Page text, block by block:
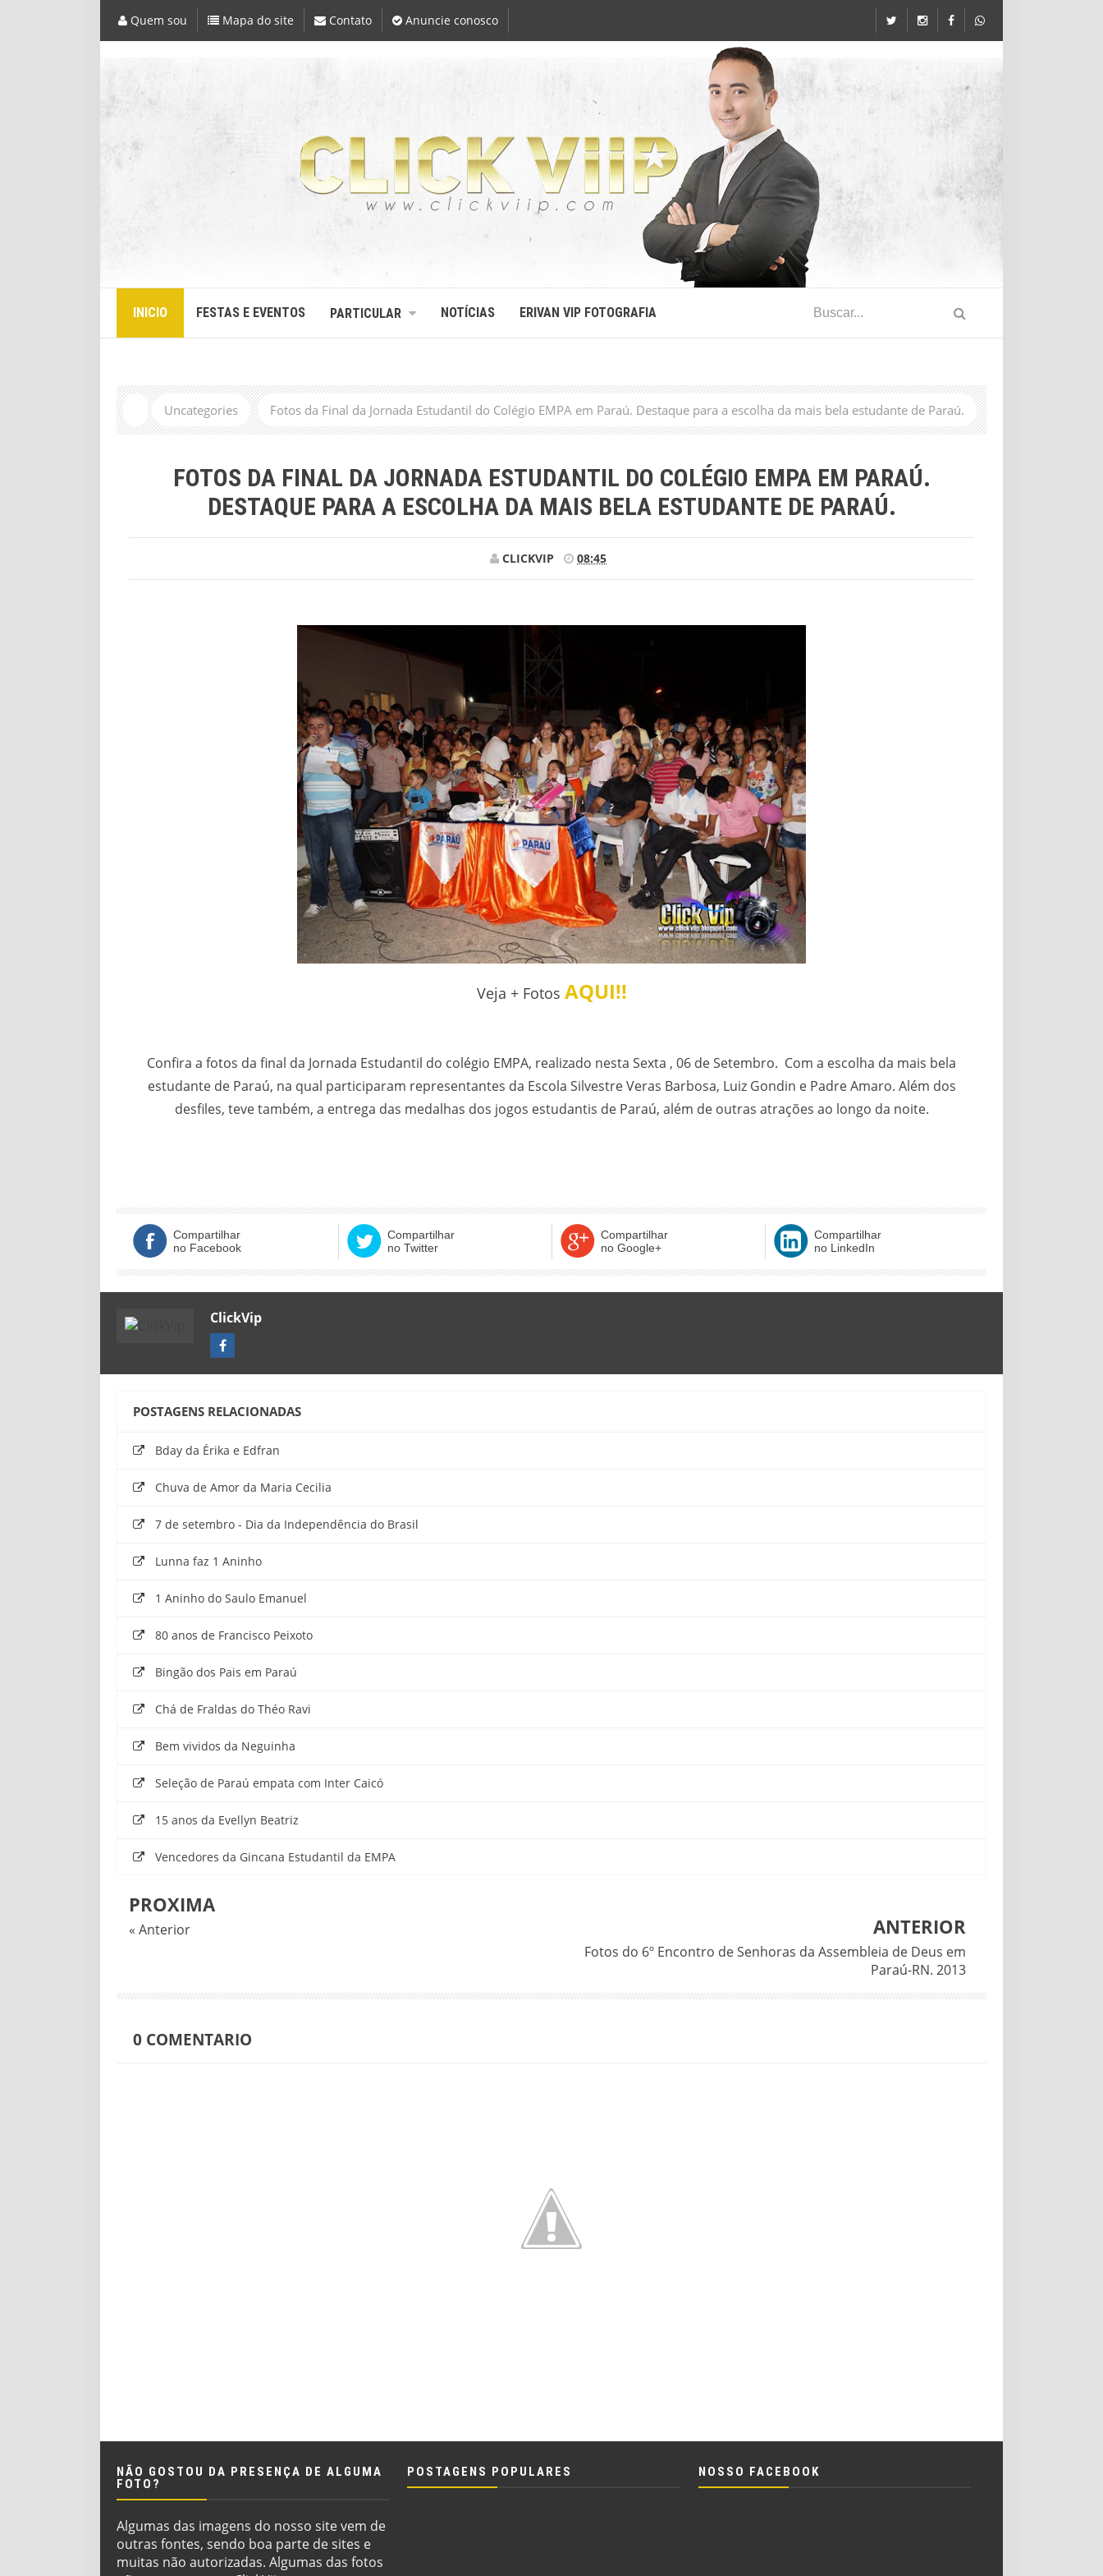
Quem sou Mapa do site Contato Anuncie conosco
INICIO FESTAS E EVENTOS PARTICULAR NOTÍCIAS ERIVAN VIP FOTOGRAFIA
Uncategories Fotos da Final da Jornada Estudantil do Colégio EMPA em Paraú. Destaque para a escolha da mais bela estudante de Paraú.
FOTOS DA FINAL DA JORNADA ESTUDANTIL DO COLÉGIO EMPA EM PARAÚ.
DESTAQUE PARA A ESCOLHA DA MAIS BELA ESTUDANTE DE PARAÚ.
CLICKVIP 08:45
Veja + Fotos AQUI!!
Confira a fotos da final da Jornada Estudantil do colégio EMPA, realizado nesta Sexta , 06 de Setembro. Com a escolha da mais bela
estudante de Paraú, na qual participaram representantes da Escola Silvestre Veras Barbosa, Luiz Gondin e Padre Amaro. Além dos
desfiles, teve também, a entrega das medalhas dos jogos estudantis de Paraú, além de outras atrações ao longo da noite.
Compartilhar
no Facebook
Compartilhar
no Twitter
Compartilhar
no Google+
Compartilhar
no LinkedIn
ClickVip
POSTAGENS RELACIONADAS
Bday da Érika e Edfran
Chuva de Amor da Maria Cecilia
7 de setembro - Dia da Independência do Brasil
Lunna faz 1 Aninho
1 Aninho do Saulo Emanuel
80 anos de Francisco Peixoto
Bingão dos Pais em Paraú
Chá de Fraldas do Théo Ravi
Bem vividos da Neguinha
Seleção de Paraú empata com Inter Caicó
15 anos da Evellyn Beatriz
Vencedores da Gincana Estudantil da EMPA
PROXIMA
« Anterior ANTERIOR
Fotos do 6º Encontro de Senhoras da Assembleia de Deus em
Paraú-RN. 2013
0 COMENTARIO
NÃO GOSTOU DA PRESENÇA DE ALGUMA
FOTO?
Algumas das imagens do nosso site vem de
outras fontes, sendo boa parte de sites e
muitas não autorizadas. Algumas das fotos
POSTAGENS POPULARES NOSSO FACEBOOK